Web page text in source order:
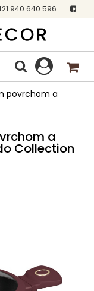
940 640 596
povrchom a
a
Collection